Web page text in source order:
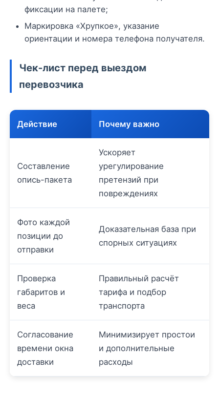
фиксации на палете;
Маркировка «Хрупкое», указание
ориентации и номера телефона получателя.
Чек-лист перед выездом
перевозчика
Действие Почему важно
Составление
опись-пакета
Ускоряет
урегулирование
претензий при
повреждениях
Фото каждой
позиции до
отправки
Доказательная база при
спорных ситуациях
Проверка
габаритов и
веса
Правильный расчёт
тарифа и подбор
транспорта
Согласование
времени окна
доставки
Минимизирует простои
и дополнительные
расходы